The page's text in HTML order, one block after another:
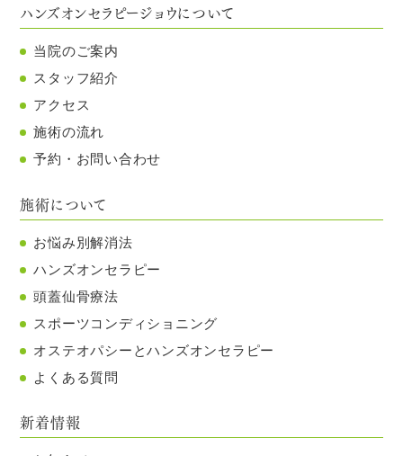
ハンズオンセラピージョウについて
当院のご案内
スタッフ紹介
アクセス
施術の流れ
予約・お問い合わせ
施術について
お悩み別解消法
ハンズオンセラピー
頭蓋仙骨療法
スポーツコンディショニング
オステオパシーとハンズオンセラピー
よくある質問
新着情報